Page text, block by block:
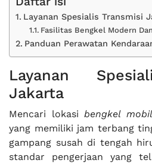
Layanan Spesialis Transmisi
Fasilitas Bengkel Modern
Panduan Perawatan
Layanan
Jakarta
Mencari lokasibengkel
yang memiliki jam terbang
gampang susah di tengah
standar pengerjaan yang